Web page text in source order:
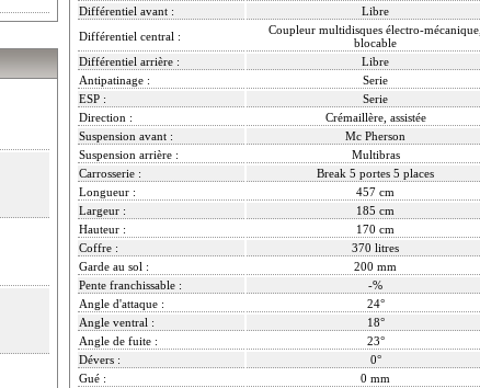
Différentiel avant :
Libre
Différentiel central :
Coupleur multidisques électro-mécanique,
blocable
Différentiel arrière :
Libre
Antipatinage :
Serie
ESP :
Serie
Direction :
Crémaillère, assistée
Suspension avant :
Mc Pherson
Suspension arrière :
Multibras
Carrosserie :
Break 5 portes 5 places
Longueur :
457 cm
Largeur :
185 cm
Hauteur :
170 cm
Coffre :
370 litres
Garde au sol :
200 mm
Pente franchissable :
-%
Angle d'attaque :
24°
Angle ventral :
18°
Angle de fuite :
23°
Dévers :
0°
Gué :
0 mm